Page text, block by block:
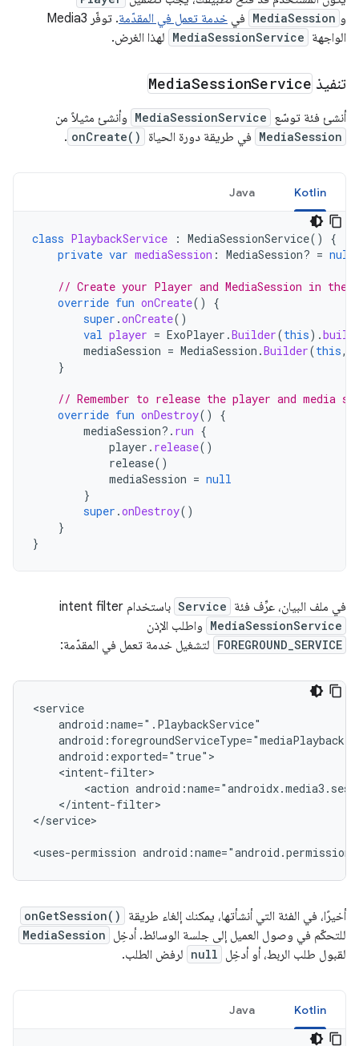
و MediaSession في خدمة تعمل في المقدّمة
. توفّر Media3
الواجهة MediaSessionService لهذا الغرض.
تنفيذ MediaSessionService
أنشئ فئة توسّع MediaSessionService وأنشئ مثيلاً من
MediaSession في طريقة دورة الحياة onCreate()
.
Kotlin
Java
class PlaybackService : MediaSessionService()
{
private var mediaSession : MediaSession? = null
// Create your Player and MediaSession in the
override fun onCreate()
{
super .onCreate()
val player = ExoPlayer .Builder(this).build
mediaSession = MediaSession .Builder(this,
}
// Remember to release the player and media
override fun onDestroy()
{
mediaSession?. run {
player . release()
release()
mediaSession = null
}
super .onDestroy()
}
}
في ملف البيان، عرِّف فئة Service باستخدام intent filter
MediaSessionService واطلب الإذن
FOREGROUND_SERVICE لتشغيل خدمة تعمل في المقدّمة:
<action
</intent-filter>
</service>
<uses-permission
أخيرًا، في الفئة التي أنشأتها، يمكنك إلغاء طريقة onGetSession()
للتحكّم في وصول العميل إلى جلسة الوسائط. أدخِل MediaSession
لقبول طلب الربط، أو أدخِل null لرفض الطلب.
Kotlin
Java